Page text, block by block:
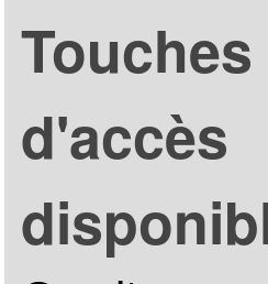
2024